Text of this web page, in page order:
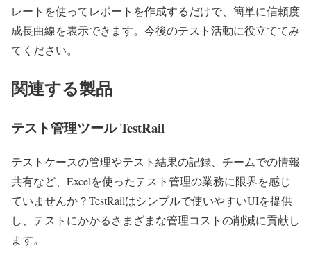
レートを使ってレポートを作成するだけで、簡単に信頼度
成長曲線を表示できます。今後のテスト活動に役立ててみ
てください。
関連する製品
テスト管理ツール TestRail
テストケースの管理やテスト結果の記録、チームでの情報
共有など、Excelを使ったテスト管理の業務に限界を感じ
ていませんか？TestRailはシンプルで使いやすいUIを提供
し、テストにかかるさまざまな管理コストの削減に貢献し
ます。